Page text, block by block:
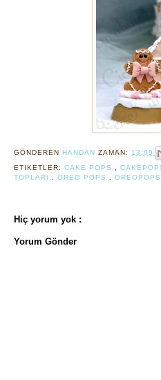
GÖNDEREN HANDAN ZAMAN: 13:09
ETIKETLER: CAKE POPS
TOPLARI
OREO POPS OREOPOPS
Hiç yorum yok :
Yorum Gönder